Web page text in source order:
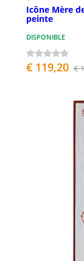
Icône Mère
peinte
DISPONIBLE
€ 119,20 €